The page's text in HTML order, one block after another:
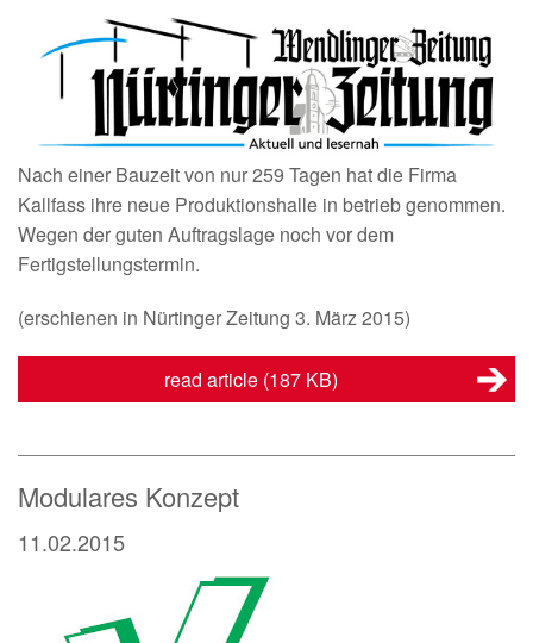
Nach einer Bauzeit von nur 259 Tagen hat die Firma
Kallfass ihre neue Produktionshalle in betrieb genommen.
Wegen der guten Auftragslage noch vor dem
Fertigstellungstermin.
(erschienen in Nürtinger Zeitung 3. März 2015)
read article (187 KB)
Modulares Konzept
11.02.2015